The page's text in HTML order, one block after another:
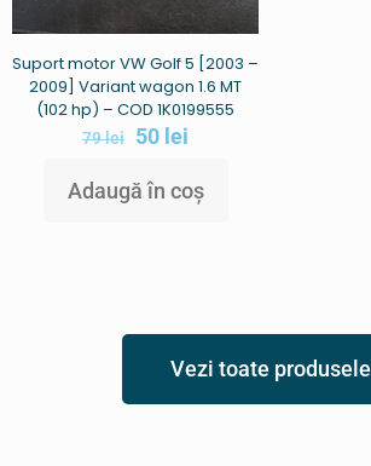
Suport motor VW Golf 5 [2003 –
2009] Variant wagon 1.6 MT
(102 hp) – COD 1K0199555
79lei 50 lei
Adaugă în coș
Vezi toate produsele